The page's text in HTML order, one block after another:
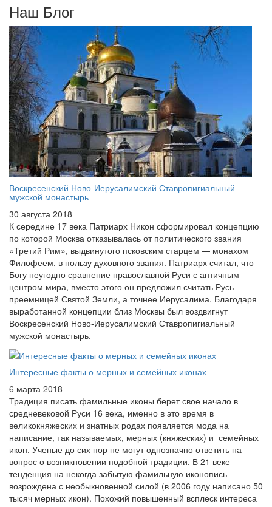
Наш Блог
Воскресенский Ново-Иерусалимский Ставропигиальный
мужской монастырь
30 августа 2018
К середине 17 века Патриарх Никон сформировал концепцию
по которой Москва отказывалась от политического звания
«Третий Рим», выдвинутого псковским старцем — монахом
Филофеем, в пользу духовного звания. Патриарх считал, что
Богу неугодно сравнение православной Руси с античным
центром мира, вместо этого он предложил считать Русь
преемницей Святой Земли, а точнее Иерусалима. Благодаря
выработанной концепции близ Москвы был воздвигнут
Воскресенский Ново-Иерусалимский Ставропигиальный
мужской монастырь.
Интересные факты о мерных и семейных иконах
6 марта 2018
Традиция писать фамильные иконы берет свое начало в
средневековой Руси 16 века, именно в это время в
великокняжеских и знатных родах появляется мода на
написание, так называемых, мерных (княжеских) и семейных
икон. Ученые до сих пор не могут однозначно ответить на
вопрос о возникновении подобной традиции. В 21 веке
тенденция на некогда забытую фамильную иконопись
возрождена с необыкновенной силой (в 2006 году написано 50
тысяч мерных икон). Похожий повышенный всплеск интереса